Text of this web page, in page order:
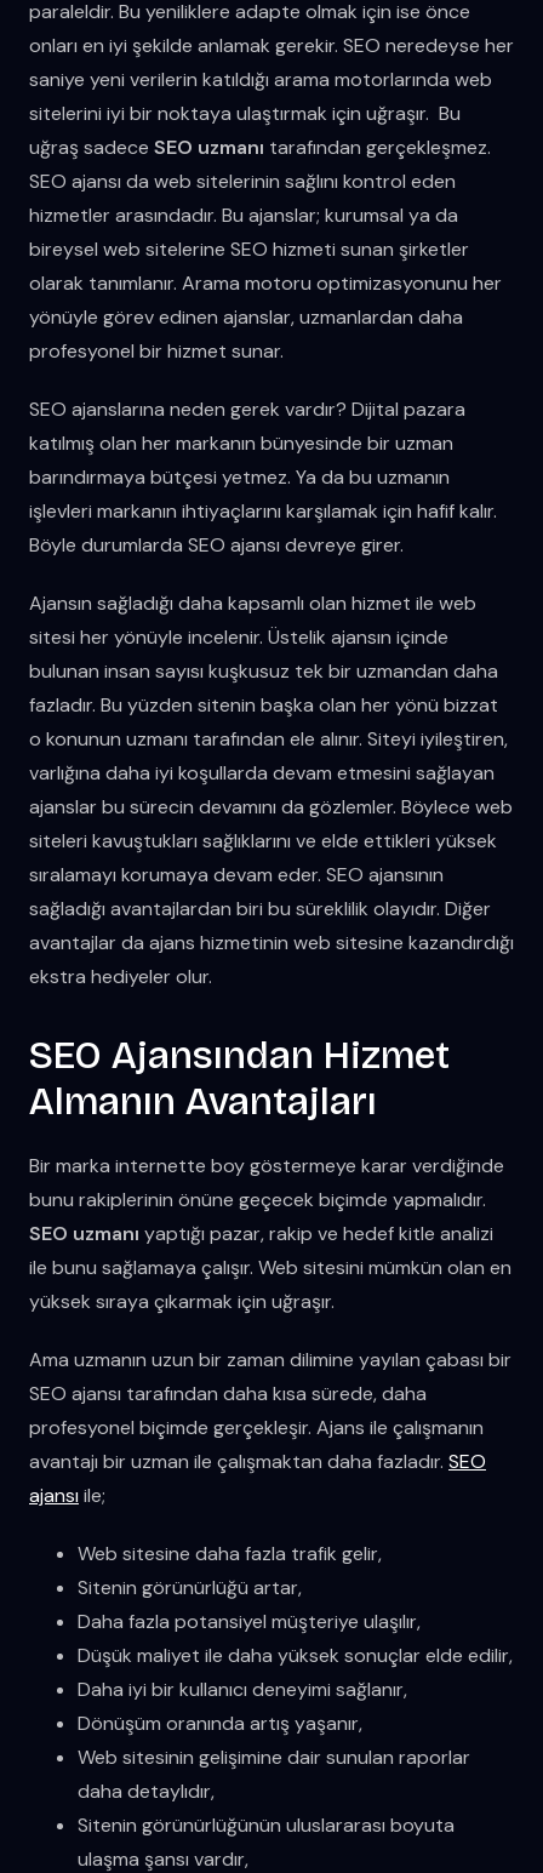
paraleldir. Bu yeniliklere adapte olmak için ise önce
onları en iyi şekilde anlamak gerekir. SEO neredeyse her
saniye yeni verilerin katıldığı arama motorlarında web
sitelerini iyi bir noktaya ulaştırmak için uğraşır. Bu
uğraş sadece SEO uzmanı tarafından gerçekleşmez.
SEO ajansı da web sitelerinin sağlını kontrol eden
hizmetler arasındadır. Bu ajanslar; kurumsal ya da
bireysel web sitelerine SEO hizmeti sunan şirketler
olarak tanımlanır. Arama motoru optimizasyonunu her
yönüyle görev edinen ajanslar, uzmanlardan daha
profesyonel bir hizmet sunar.
SEO ajanslarına neden gerek vardır? Dijital pazara
katılmış olan her markanın bünyesinde bir uzman
barındırmaya bütçesi yetmez. Ya da bu uzmanın
işlevleri markanın ihtiyaçlarını karşılamak için hafif kalır.
Böyle durumlarda SEO ajansı devreye girer.
Ajansın sağladığı daha kapsamlı olan hizmet ile web
sitesi her yönüyle incelenir. Üstelik ajansın içinde
bulunan insan sayısı kuşkusuz tek bir uzmandan daha
fazladır. Bu yüzden sitenin başka olan her yönü bizzat
o konunun uzmanı tarafından ele alınır. Siteyi iyileştiren,
varlığına daha iyi koşullarda devam etmesini sağlayan
ajanslar bu sürecin devamını da gözlemler. Böylece web
siteleri kavuştukları sağlıklarını ve elde ettikleri yüksek
sıralamayı korumaya devam eder. SEO ajansının
sağladığı avantajlardan biri bu süreklilik olayıdır. Diğer
avantajlar da ajans hizmetinin web sitesine kazandırdığı
ekstra hediyeler olur.
SEO Ajansından Hizmet
Almanın Avantajları
Bir marka internette boy göstermeye karar verdiğinde
bunu rakiplerinin önüne geçecek biçimde yapmalıdır.
SEO uzmanı yaptığı pazar, rakip ve hedef kitle analizi
ile bunu sağlamaya çalışır. Web sitesini mümkün olan en
yüksek sıraya çıkarmak için uğraşır.
Ama uzmanın uzun bir zaman dilimine yayılan çabası bir
SEO ajansı tarafından daha kısa sürede, daha
profesyonel biçimde gerçekleşir. Ajans ile çalışmanın
avantajı bir uzman ile çalışmaktan daha fazladır. SEO
ajansı ile;
Web sitesine daha fazla trafik gelir,
Sitenin görünürlüğü artar,
Daha fazla potansiyel müşteriye ulaşılır,
Düşük maliyet ile daha yüksek sonuçlar elde edilir,
Daha iyi bir kullanıcı deneyimi sağlanır,
Dönüşüm oranında artış yaşanır,
Web sitesinin gelişimine dair sunulan raporlar
daha detaylıdır,
Sitenin görünürlüğünün uluslararası boyuta
ulaşma şansı vardır,